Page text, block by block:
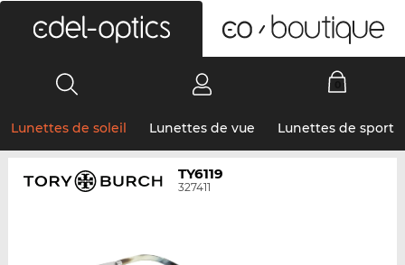
Lunettes de soleil Lunettes de vue Lunettes de sport
TY6119
327411